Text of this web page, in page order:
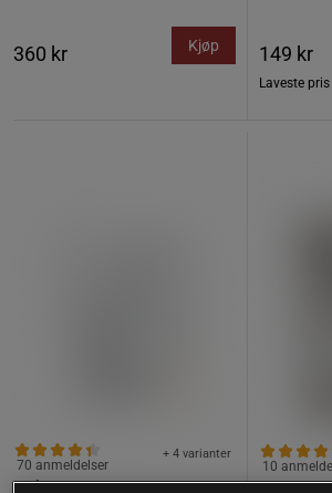
360 kr Kjøp 149 kr
Laveste pris
Holistic Myseprotein 750 g
+ 4 varianter
70 anmeldelser
Creatine
10